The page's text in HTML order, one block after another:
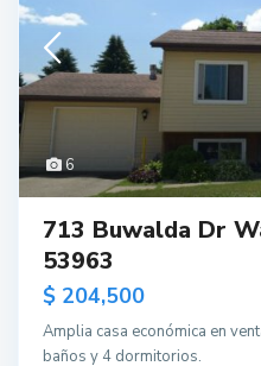
6
713 Buwalda Dr
53963
$ 204,500
Amplia casa económica en
baños y 4 dormitorios.